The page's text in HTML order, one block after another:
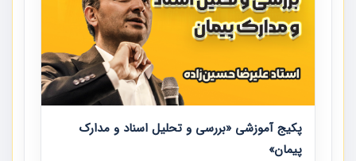
پکیج آموزشی «بررسی و تحلیل اسناد و مدارک
پیمان»